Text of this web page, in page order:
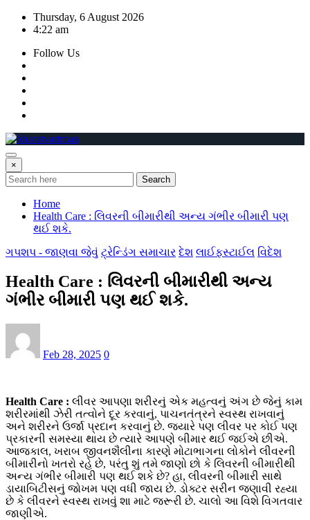
Skip
Thursday, 6 August 2026
4:22 am
Follow Us
×
Search
Home
Health Care : લિવરની બીમારીથી અન્ય ગંભીર બીમારી પણ
થઈ શકે.
ગપશપ - જાણવા જેવું ટ્રેન્ડિંગ સમાચાર દેશ લાઈફસ્ટાઈલ વિદેશ
Health Care : લિવરની બીમારીથી અન્ય
ગંભીર બીમારી પણ થઈ શકે.
Feb 28, 2025 0
Health Care : લીવર આપણા શરીરનું એક મહત્વનું અંગ છે જેનું કામ
શરીરમાંથી ઝેરી તત્વોને દૂર કરવાનું, પાચનતંત્રને સ્વસ્થ રાખવાનું
અને શરીરને ઉર્જા પ્રદાન કરવાનું છે. જ્યારે પણ લીવર પર કોઈ પણ
પ્રકારની સમસ્યા થાય છે ત્યારે આપણે બીમાર થઈ જઈએ છીએ.
આજકાલ, ખરાબ જીવનશૈલીના કારણે મોટાભાગના લોકોને લીવરની
બીમારીનો ખતરો રહે છે, પરંતુ શું તમે જાણો છો કે લિવરની બીમારીથી
અન્ય ગંભીર બીમારી પણ થઈ શકે છે? હા, લીવરની બીમારી સાથે
ડાયાબિટીસનું જોખમ પણ વધી જાય છે. ડોક્ટર સરીન જણાવી રહ્યા
છે કે લીવરને સ્વસ્થ રાખવું શા માટે જરૂરી છે. ચાલો આ વિશે વિગતવાર
જાણીએ.